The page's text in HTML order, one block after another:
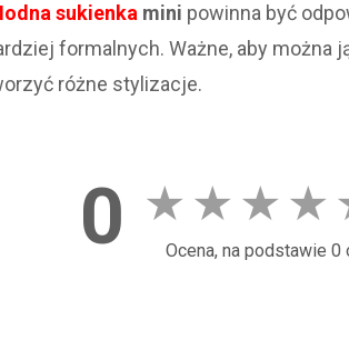
sukienka mini powinna być
formalnych. Ważne, aby można
różne stylizacje.
0 ★ ★ ★ ★
Ocena, na podstawie 0